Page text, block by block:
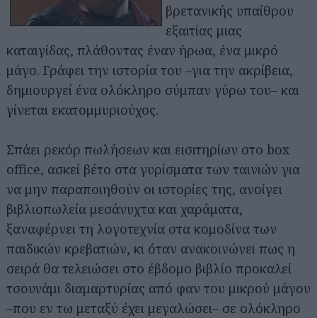
βρετανικής υπαίθρου
εξαιτίας μιας
καταιγίδας, πλάθοντας έναν ήρωα, ένα μικρό
μάγο. Γράφει την ιστορία του –για την ακρίβεια,
δημιουργεί ένα ολόκληρο σύμπαν γύρω του– και
γίνεται εκατομμυριούχος.
Σπάει ρεκόρ πωλήσεων και εισιτηρίων στο box
office, ασκεί βέτο στα γυρίσματα των ταινιών για
να μην παραποιηθούν οι ιστορίες της, ανοίγει
βιβλιοπωλεία μεσάνυχτα και χαράματα,
ξαναφέρνει τη λογοτεχνία στα κομοδίνα των
παιδικών κρεβατιών, κι όταν ανακοινώνει πως η
σειρά θα τελειώσει στο έβδομο βιβλίο προκαλεί
τσουνάμι διαμαρτυρίας από φαν του μικρού μάγου
–που εν τω μεταξύ έχει μεγαλώσει– σε ολόκληρο
Αναζήτηση
για...